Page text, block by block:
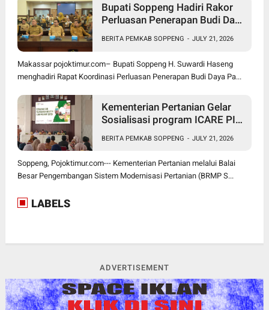
Bupati Soppeng Hadiri Rakor
Perluasan Penerapan Budi Daya
BERITA PEMKAB SOPPENG - JULY 21, 2026
Makassar pojoktimur.com– Bupati Soppeng H. Suwardi Haseng
menghadiri Rapat Koordinasi Perluasan Penerapan Budi Daya Pa...
Kementerian Pertanian Gelar
Sosialisasi program ICARE PIU
BERITA PEMKAB SOPPENG - JULY 21, 2026
Soppeng, Pojoktimur.com--- Kementerian Pertanian melalui Balai
Besar Pengembangan Sistem Modernisasi Pertanian (BRMP S...
LABELS
ADVERTISEMENT